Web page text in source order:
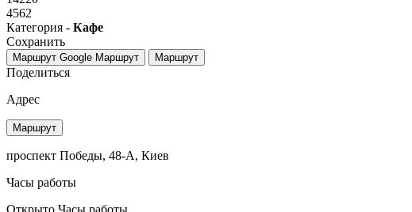
4562
Категория - Кафе
Сохранить
Маршрут Google Маршрут Маршрут
Поделиться
Адрес
Маршрут
проспект Победы, 48-А, Киев
Часы работы
Открыто Часы работы